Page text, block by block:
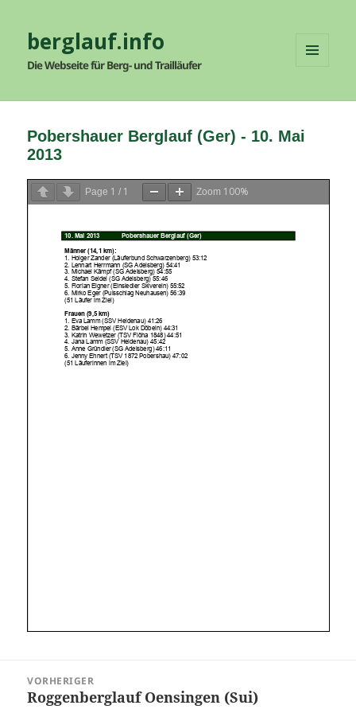
berglauf.info
Die Webseite für Berg- und Trailläufer
WIDGETS
Pobershauer Berglauf (Ger) - 10. Mai
2013
Page 1 / 1 Zoom 100%
VORHERIGER
Vorheriger
Roggenberglauf Oensingen (Sui)